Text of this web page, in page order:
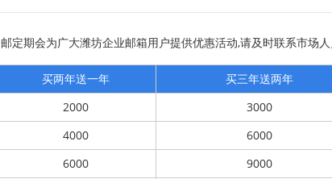
定期会为广大潍坊企业邮箱用户提供优惠活动,请及时联系市场
买两年送一年 买三年送两年
2000 3000
4000 6000
6000 9000